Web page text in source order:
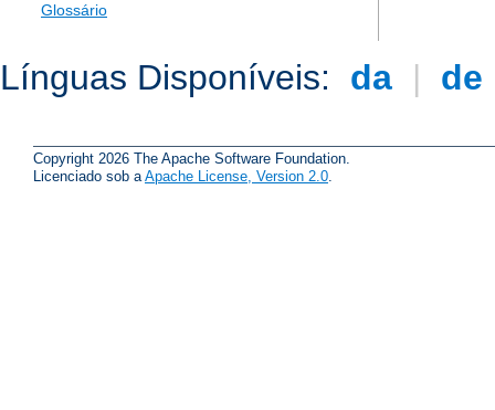
Glossário
Línguas Disponíveis: da | de
Copyright 2026 The Apache Software Foundation.
Licenciado sob a Apache License, Version 2.0